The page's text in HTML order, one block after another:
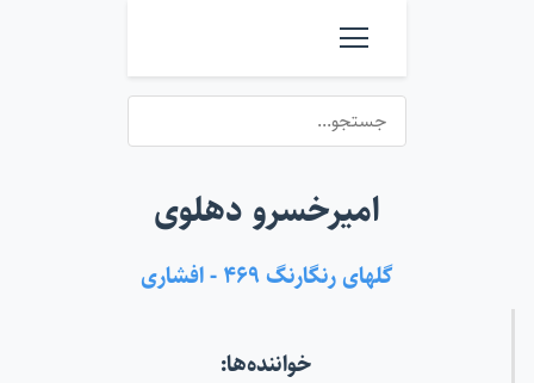
امیرخسرو دهلوی
گلهای رنگارنگ ۴۶۹ - افشاری
خواننده‌ها: